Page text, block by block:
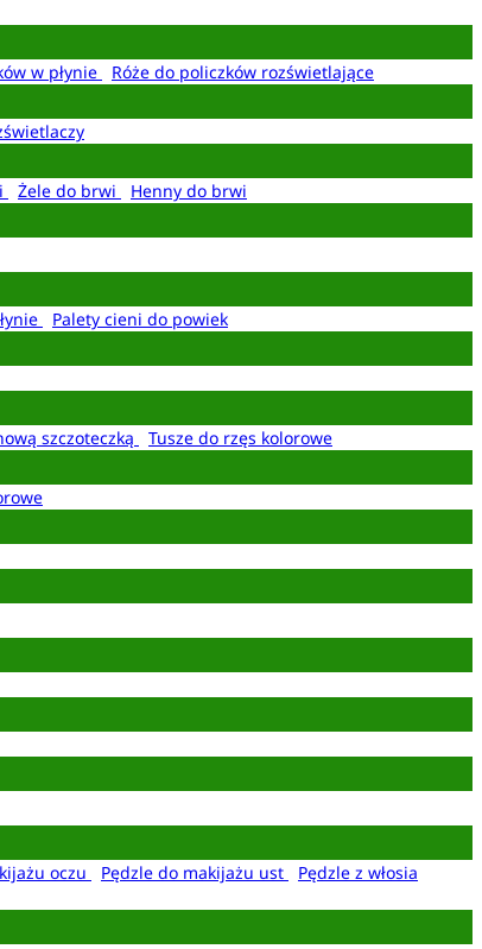
w płynie
Róże do policzków rozświetlające
Żele do brwi
Henny do brwi
Palety cieni do powiek
szczoteczką
Tusze do rzęs kolorowe
oczu Pędzle do makijażu ust
Pędzle z włosia